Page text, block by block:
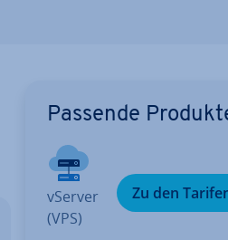
Passende
vServer
(VPS)
Zu den